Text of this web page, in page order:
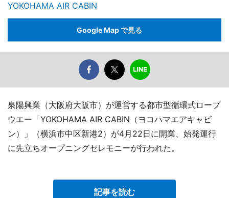
YOKOHAMA AIR CABIN
Google Map で見る
泉陽興業（大阪府大阪市）が運営する都市型循環式ロープ
ウエー「YOKOHAMA AIR CABIN（ヨコハマエアキャビ
ン）」（横浜市中区新港2）が4月22日に開業、始発運行
に先立ちオープニングセレモニーが行われた。
記事を読む